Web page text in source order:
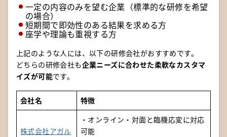
一定の内容のみを望む企業（標準的な研修を希望
の場合）
短期間で即効性のある結果を求める方
座学や理論も重視する方
上記のような人には、以下の研修会社がおすすめです。
どちらの研修会社も企業ニーズに合わせた柔軟なカスタマ
イズが可能です。
会社名 特徴
株式会社アガル
・オンライン・対面と臨機応変に対応
可能